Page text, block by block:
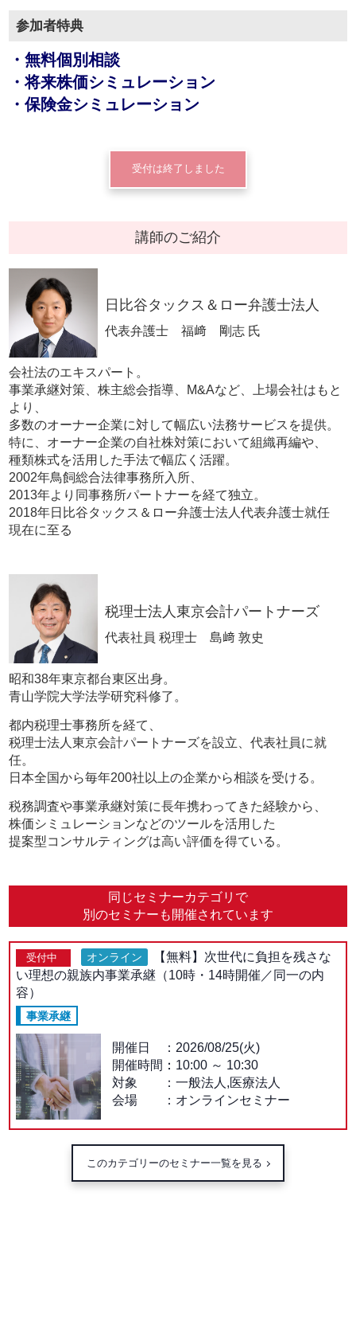
参加者特典
・無料個別相談
・将来株価シミュレーション
・保険金シミュレーション
受付は終了しました
講師のご紹介
日比谷タックス＆ロー弁護士法人
代表弁護士 福﨑 剛志 氏
会社法のエキスパート。
事業承継対策、株主総会指導、M&Aなど、上場会社はもと
より、
多数のオーナー企業に対して幅広い法務サービスを提供。
特に、オーナー企業の自社株対策において組織再編や、
種類株式を活用した手法で幅広く活躍。
2002年鳥飼総合法律事務所入所、
2013年より同事務所パートナーを経て独立。
2018年日比谷タックス＆ロー弁護士法人代表弁護士就任
現在に至る
税理士法人東京会計パートナーズ
代表社員 税理士 島﨑 敦史
昭和38年東京都台東区出身。
青山学院大学法学研究科修了。
都内税理士事務所を経て、
税理士法人東京会計パートナーズを設立、代表社員に就
任。
日本全国から毎年200社以上の企業から相談を受ける。
税務調査や事業承継対策に長年携わってきた経験から、
株価シミュレーションなどのツールを活用した
提案型コンサルティングは高い評価を得ている。
同じセミナーカテゴリで
別のセミナーも開催されています
受付中 オンライン
【無料】次世代に負担を残さな
い理想の親族内事業承継（10時・14時開催／同一の内
容）
事業承継
開催日
2026/08/25(火)
開催時間： 10:00～ 10:30
対象
一般法人,医療法人
会場
オンラインセミナー
このカテゴリーのセミナー一覧を見る